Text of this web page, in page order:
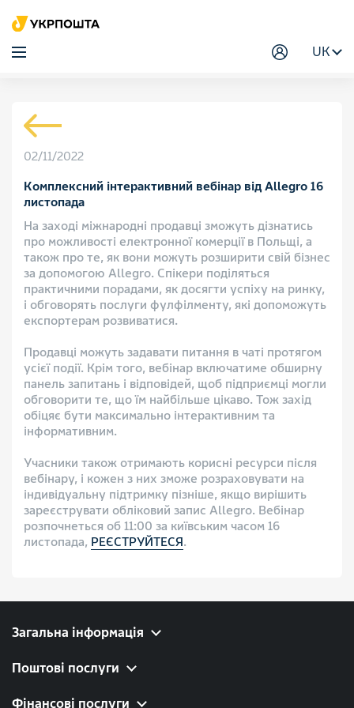
UK
02/11/2022
Комплексний інтерактивний вебінар від Allegro 16
листопада
На заході міжнародні продавці зможуть дізнатись
про можливості електронної комерції в Польщі, а
також про те, як вони можуть розширити свій бізнес
за допомогою Allegro. Спікери поділяться
практичними порадами, як досягти успіху на ринку,
і обговорять послуги фулфілменту, які допоможуть
експортерам розвиватися.
Продавці можуть задавати питання в чаті протягом
усієї події. Крім того, вебінар включатиме обширну
панель запитань і відповідей, щоб підприємці могли
обговорити те, що їм найбільше цікаво. Тож захід
обіцяє бути максимально інтерактивним та
інформативним.
Учасники також отримають корисні ресурси після
вебінару, і кожен з них зможе розраховувати на
індивідуальну підтримку пізніше, якщо вирішить
зареєструвати обліковий запис Allegro. Вебінар
розпочнеться об 11:00 за київським часом 16
листопада, РЕЄСТРУЙТЕСЯ.
Загальна інформація
Поштові послуги
Фінансові послуги